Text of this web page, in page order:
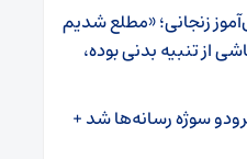
زنجانی؛ «مطلع شدیم
از تنبیه بدنی بوده،
سوژه رسانه‌ها شد +